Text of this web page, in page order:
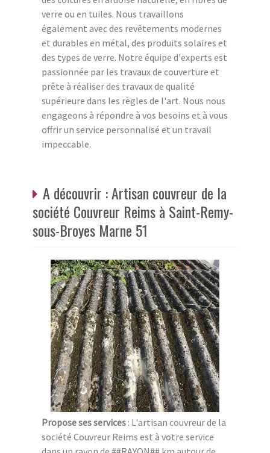
verre ou en tuiles. Nous travaillons
également avec des revêtements modernes
et durables en métal, des produits solaires et
des types de verre. Notre équipe d'experts est
passionnée par les travaux de couverture et
prête à réaliser des travaux de qualité
supérieure dans les règles de l'art. Nous nous
engageons à répondre à vos besoins et à vous
offrir un service personnalisé et un travail
impeccable.
A découvrir : Artisan couvreur de la
société Couvreur Reims à Saint-Remy-
sous-Broyes Marne 51
Propose ses services : L'artisan couvreur de la
société Couvreur Reims est à votre service